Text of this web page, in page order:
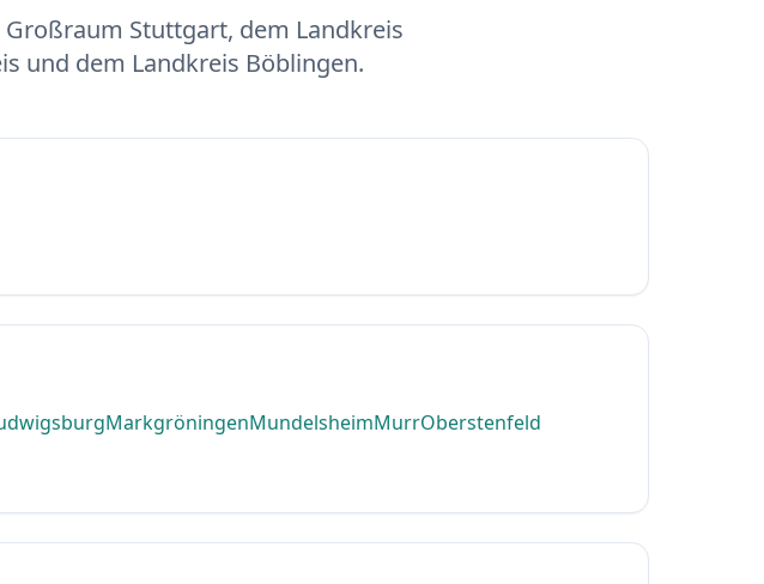
Stuttgart, dem Landkreis
und dem Landkreis Böblingen.
MarkgröningenMundelsheimMurrOberstenfeld